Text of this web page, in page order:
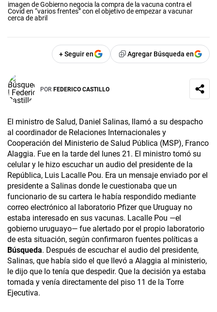
imagen de Gobierno negocia la compra de la vacuna contra el
Covid en “varios frentes” con el objetivo de empezar a vacunar
cerca de abril
+ Seguir en Agregar Búsqueda en
POR FEDERICO CASTILLO
El ministro de Salud, Daniel Salinas, llamó a su despacho
al coordinador de Relaciones Internacionales y
Cooperación del Ministerio de Salud Pública (MSP), Franco
Alaggia. Fue en la tarde del lunes 21. El ministro tomó su
celular y le hizo escuchar un audio del presidente de la
República, Luis Lacalle Pou. Era un mensaje enviado por el
presidente a Salinas donde le cuestionaba que un
funcionario de su cartera le había respondido mediante
correo electrónico al laboratorio Pfizer que Uruguay no
estaba interesado en sus vacunas. Lacalle Pou —el
gobierno uruguayo— fue alertado por el propio laboratorio
de esta situación, según confirmaron fuentes políticas a
Búsqueda. Después de escuchar el audio del presidente,
Salinas, que había sido el que llevó a Alaggia al ministerio,
le dijo que lo tenía que despedir. Que la decisión ya estaba
tomada y venía directamente del piso 11 de la Torre
Ejecutiva.